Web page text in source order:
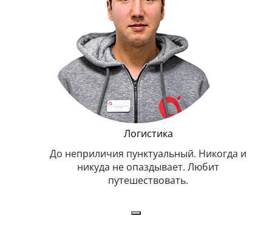
Логистика
До неприличия пунктуальный. Никогда и
никуда не опаздывает. Любит
путешествовать.